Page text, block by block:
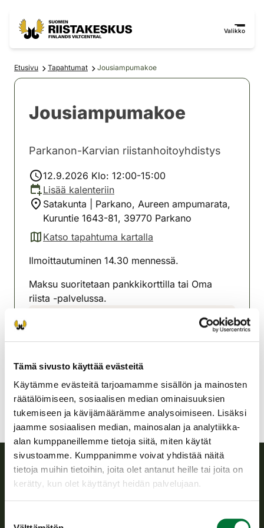
Tämä sivusto käyttää evästeitä
Käytämme evästeitä tarjoamamme sisällön ja mainosten
räätälöimiseen, sosiaalisen median ominaisuuksien
tukemiseen ja kävijämäärämme analysoimiseen. Lisäksi
jaamme sosiaalisen median, mainosalan ja analytiikka-
alan kumppaneillemme tietoja siitä, miten käytät
sivustoamme. Kumppanimme voivat yhdistää näitä
tietoja muihin tietoihin, joita olet antanut heille tai joita on
kerätty, kun olet käyttänyt heidän palvelujaan.
Valikko
Etusivu Tapahtumat Jousiampumakoe
Jousiampumakoe
Parkanon-Karvian riistanhoitoyhdistys
12.9.2026 Klo: 12:00-15:00
Lisää kalenteriin
Satakunta | Parkano, Aureen ampumarata,
Kuruntie 1643-81, 39770 Parkano
Katso tapahtuma kartalla
(avautuu uuteen välilehteen)
Ilmoittautuminen 14.30 mennessä.
Maksu suoritetaan pankkikorttilla tai Oma
riista -palvelussa.
riistanhoitoyhdistys
parkano-karvia@rhy.riista.fi
Suomen riistakeskus
riistanhoitoyhdistysten toimintaa ja huolehtii riistapolitiikan